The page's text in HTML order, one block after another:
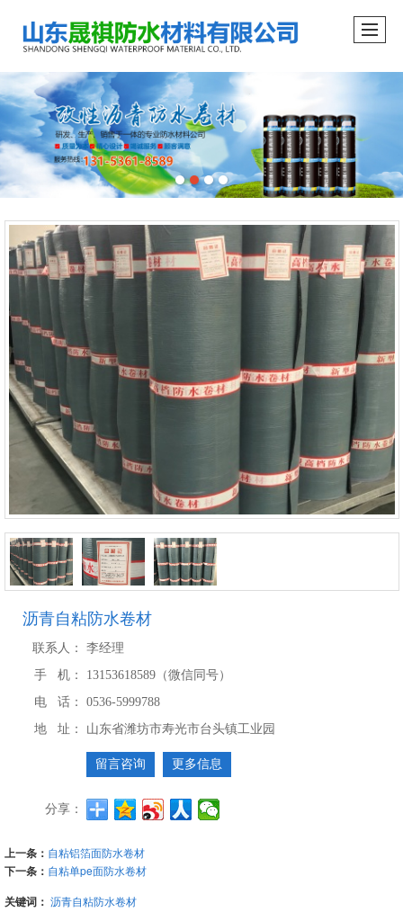
沥青自粘防水卷材
联系人：
李经理
手 机：
13153618589（微信同号）
电 话：
0536-5999788
地 址：
山东省潍坊市寿光市台头镇工业园
留言咨询 更多信息
分享：
上一条： 自粘铝箔面防水卷材
下一条： 自粘单pe面防水卷材
关键词： 沥青自粘防水卷材